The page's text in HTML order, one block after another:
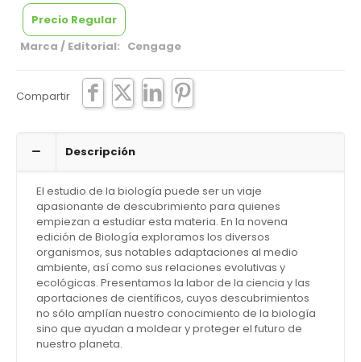
Precio Regular
Marca / Editorial: Cengage
Compartir
Descripción
El estudio de la biología puede ser un viaje
apasionante de descubrimiento para quienes
empiezan a estudiar esta materia. En la novena
edición de Biología exploramos los diversos
organismos, sus notables adaptaciones al medio
ambiente, así como sus relaciones evolutivas y
ecológicas. Presentamos la labor de la ciencia y las
aportaciones de científicos, cuyos descubrimientos
no sólo amplían nuestro conocimiento de la biología
sino que ayudan a moldear y proteger el futuro de
nuestro planeta.